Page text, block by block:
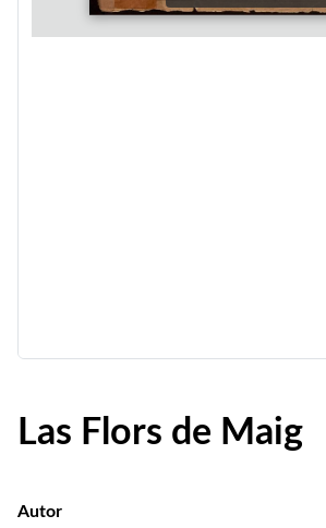
Las Flors de Maig
Autor